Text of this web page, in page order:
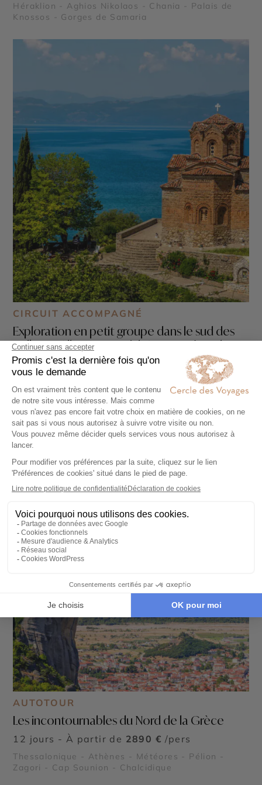
Héraklion - Aghios Nikolaos - Chania - Palais de
Knossos - Gorges de Samaria
CIRCUIT ACCOMPAGNÉ
Exploration en petit groupe dans le sud des
Balkans : Albanie, Macédoine et Grèce du
Nord
10 jours - À partir de /pers
Tirana - Berat - Gjirokastër - Thessalonique -
Météores - Lac d’Ohrid et monastère Saint-Naum -
Chalcidique
AUTOTOUR
Les incontournables du Nord de la Grèce
12 jours - À partir de 2890 € /pers
Thessalonique - Athènes - Météores - Pélion -
Zagori - Cap Sounion - Chalcidique